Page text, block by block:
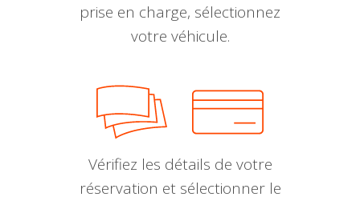
prise en charge, sélectionnez
votre véhicule.
Vérifiez les détails de votre
réservation et sélectionner le